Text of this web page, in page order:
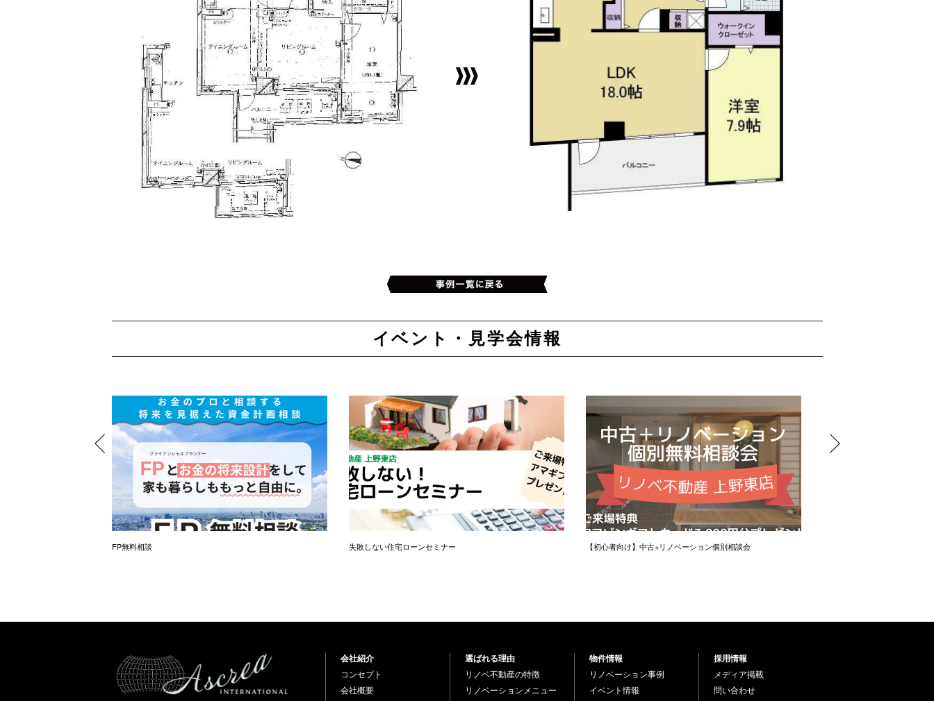
イベント・見学会情報
FP無料相談 失敗しない住宅ローンセミナー 【初心者向け】中古+リノベーション個別相談会
会社紹介
コンセプト
会社概要
選ばれる理由
リノベ不動産の特徴
リノベーションメニュー
物件情報
リノベーション事例
イベント情報
採用情報
メディア掲載
問い合わせ